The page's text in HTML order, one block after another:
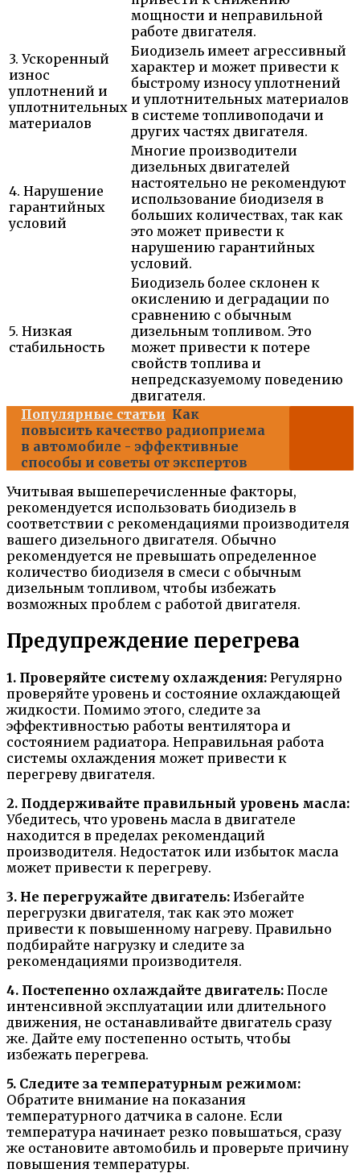
мощности и неправильной
работе двигателя.
3. Ускоренный
износ
уплотнений и
уплотнительных
материалов
Биодизель имеет агрессивный
характер и может привести к
быстрому износу уплотнений
и уплотнительных материалов
в системе топливоподачи и
других частях двигателя.
4. Нарушение
гарантийных
условий
Многие производители
дизельных двигателей
настоятельно не рекомендуют
использование биодизеля в
больших количествах, так как
это может привести к
нарушению гарантийных
условий.
5. Низкая
стабильность
Биодизель более склонен к
окислению и деградации по
сравнению с обычным
дизельным топливом. Это
может привести к потере
свойств топлива и
непредсказуемому поведению
двигателя.
Популярные статьи Как
повысить качество радиоприема
в автомобиле - эффективные
способы и советы от экспертов
Учитывая вышеперечисленные факторы,
рекомендуется использовать биодизель в
соответствии с рекомендациями производителя
вашего дизельного двигателя. Обычно
рекомендуется не превышать определенное
количество биодизеля в смеси с обычным
дизельным топливом, чтобы избежать
возможных проблем с работой двигателя.
Предупреждение перегрева
1. Проверяйте систему охлаждения: Регулярно
проверяйте уровень и состояние охлаждающей
жидкости. Помимо этого, следите за
эффективностью работы вентилятора и
состоянием радиатора. Неправильная работа
системы охлаждения может привести к
перегреву двигателя.
2. Поддерживайте правильный уровень масла:
Убедитесь, что уровень масла в двигателе
находится в пределах рекомендаций
производителя. Недостаток или избыток масла
может привести к перегреву.
3. Не перегружайте двигатель: Избегайте
перегрузки двигателя, так как это может
привести к повышенному нагреву. Правильно
подбирайте нагрузку и следите за
рекомендациями производителя.
4. Постепенно охлаждайте двигатель: После
интенсивной эксплуатации или длительного
движения, не останавливайте двигатель сразу
же. Дайте ему постепенно остыть, чтобы
избежать перегрева.
5. Следите за температурным режимом:
Обратите внимание на показания
температурного датчика в салоне. Если
температура начинает резко повышаться, сразу
же остановите автомобиль и проверьте причину
повышения температуры.